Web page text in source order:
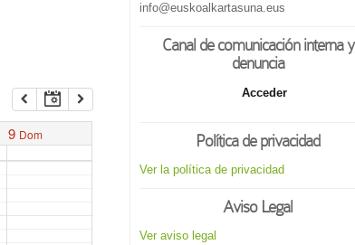
9 Dom
info@euskoalkartasuna.eus
Canal de comunicación interna y
denuncia
Acceder
Política de privacidad
Ver la política de privacidad
Aviso Legal
Ver aviso legal